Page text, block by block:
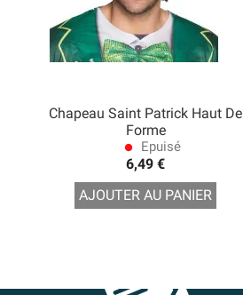
Chapeau Saint Patrick Haut De
Forme
lens Epuisé
6,49 €
AJOUTER AU PANIER